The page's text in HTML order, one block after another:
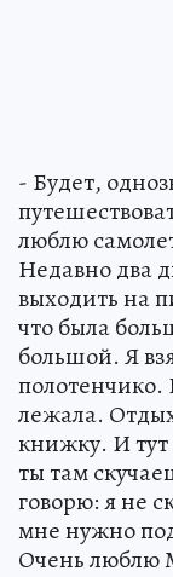
- Будет,
люблю
Недавно два
выходить на
что была
большой. Я
полотенчико.
лежала.
книжку. И тут
ты там
говорю: я не
мне нужно
Очень люблю